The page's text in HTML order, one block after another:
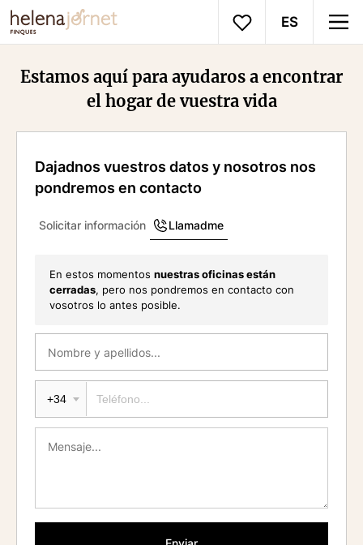
ES
Estamos aquí para ayudaros a encontrar
el hogar de vuestra vida
Dajadnos vuestros datos y nosotros nos
pondremos en contacto
Solicitar información Llamadme
En estos momentos nuestras oficinas están
cerradas, pero nos pondremos en contacto con
vosotros lo antes posible.
+34